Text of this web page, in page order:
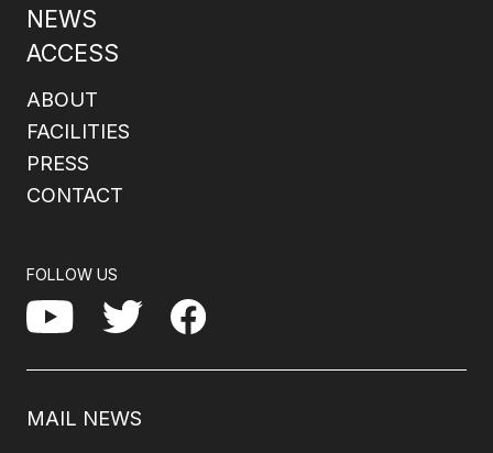
NEWS
ACCESS
ABOUT
FACILITIES
PRESS
CONTACT
FOLLOW US
YouTube Twitter Facebook
MAIL NEWS